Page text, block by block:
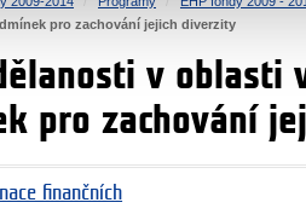
pro zachování jejich diverzity
v oblasti
pro zachování
finančních